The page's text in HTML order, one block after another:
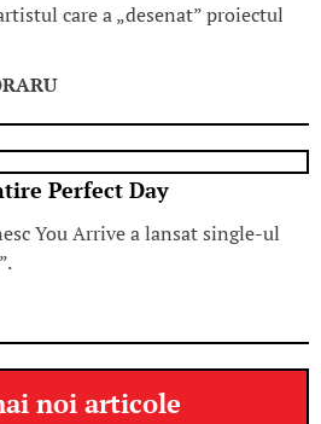
care a „desenat” proiectul
Perfect Day
You Arrive a lansat single-ul
noi articole